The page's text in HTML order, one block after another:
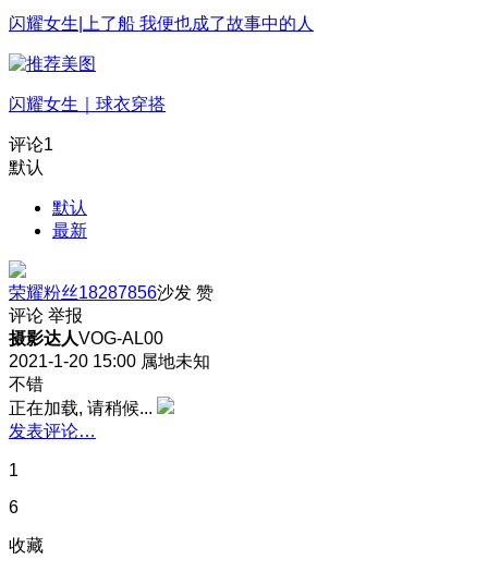
闪耀女生|上了船 我便也成了故事中的人
闪耀女生｜球衣穿搭
评论1
默认
默认
最新
荣耀粉丝18287856沙发 赞
评论 举报
摄影达人VOG-AL00
2021-1-20 15:00 属地未知
不错
正在加载, 请稍候...
发表评论…
1
6
收藏